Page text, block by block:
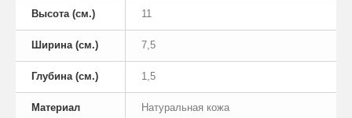
Высота (см.) 11
Ширина (см.) 7,5
Глубина (см.) 1,5
Материал Натуральная кожа